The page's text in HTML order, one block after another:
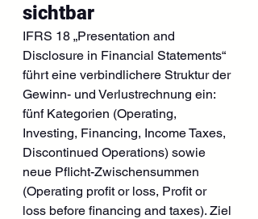
sichtbar
IFRS 18 „Presentation and
Disclosure in Financial Statements“
führt eine verbindlichere Struktur der
Gewinn- und Verlustrechnung ein:
fünf Kategorien (Operating,
Investing, Financing, Income Taxes,
Discontinued Operations) sowie
neue Pflicht-Zwischensummen
(Operating profit or loss, Profit or
loss before financing and taxes). Ziel